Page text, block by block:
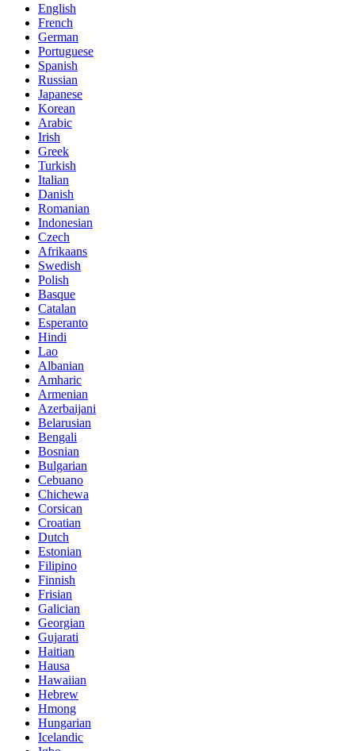
English
French
German
Portuguese
Spanish
Russian
Japanese
Korean
Arabic
Irish
Greek
Turkish
Italian
Danish
Romanian
Indonesian
Czech
Afrikaans
Swedish
Polish
Basque
Catalan
Esperanto
Hindi
Lao
Albanian
Amharic
Armenian
Azerbaijani
Belarusian
Bengali
Bosnian
Bulgarian
Cebuano
Chichewa
Corsican
Croatian
Dutch
Estonian
Filipino
Finnish
Frisian
Galician
Georgian
Gujarati
Haitian
Hausa
Hawaiian
Hebrew
Hmong
Hungarian
Icelandic